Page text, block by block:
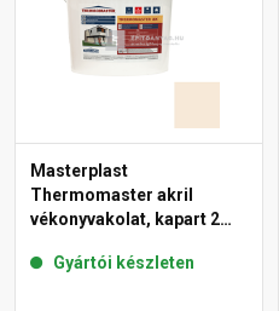
Masterplast
Thermomaster akril
vékonyvakolat, kapart 2
Gyártói készleten